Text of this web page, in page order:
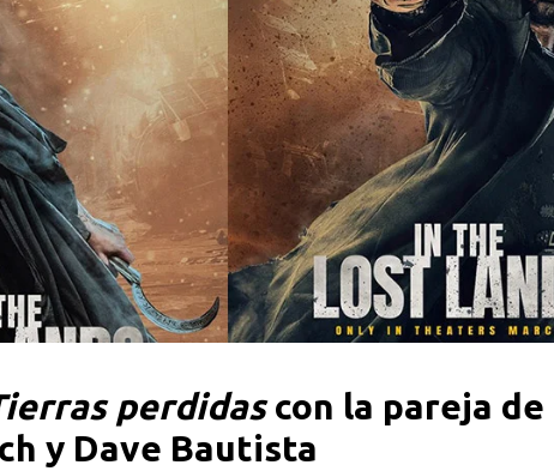
perdidascon la pareja
y Dave Bautista